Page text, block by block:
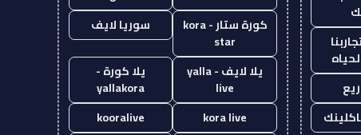
كورة ستار - kora
star
سوريا لايف
يلا لايف - yalla
live
يلا كورة -
yallakora
kora live
kooralive